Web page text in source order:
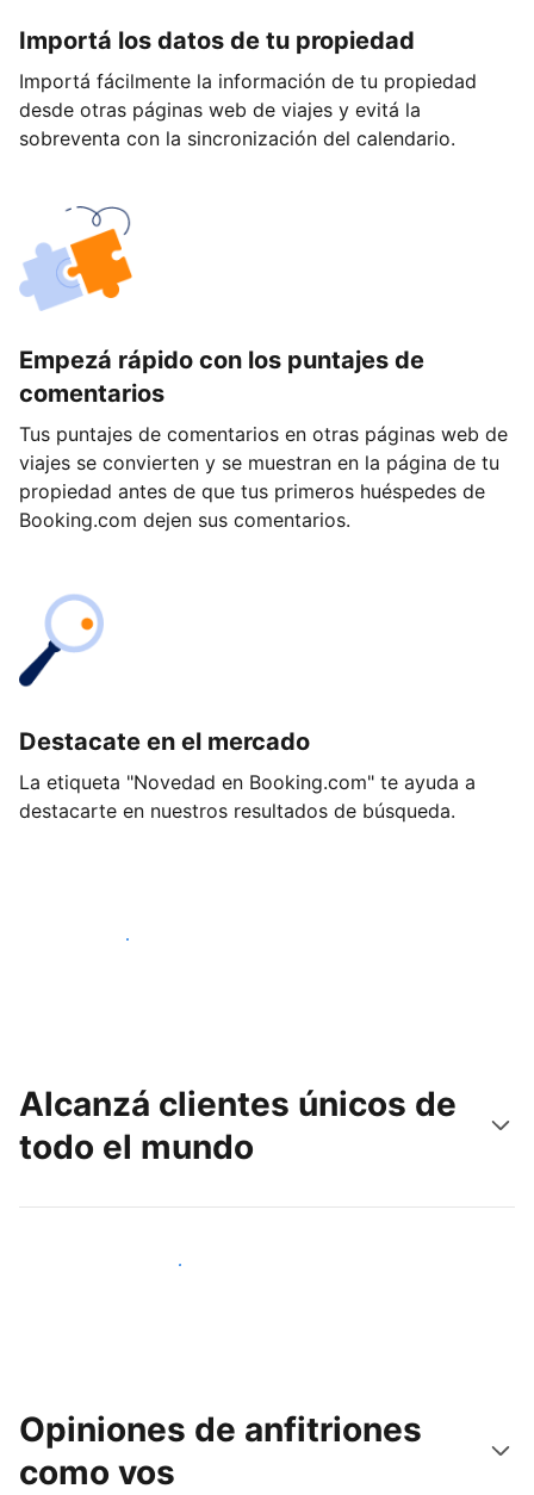
Importá los datos de tu propiedad
Importá fácilmente la información de tu propiedad
desde otras páginas web de viajes y evitá la
sobreventa con la sincronización del calendario.
Empezá rápido con los puntajes de
comentarios
Tus puntajes de comentarios en otras páginas web de
viajes se convierten y se muestran en la página de tu
propiedad antes de que tus primeros huéspedes de
Booking.com dejen sus comentarios.
Destacate en el mercado
La etiqueta "Novedad en Booking.com" te ayuda a
destacarte en nuestros resultados de búsqueda.
Empezá hoy mismo
Alcanzá clientes únicos de
todo el mundo
Llegá a huéspedes nuevos hoy
Opiniones de anfitriones
como vos